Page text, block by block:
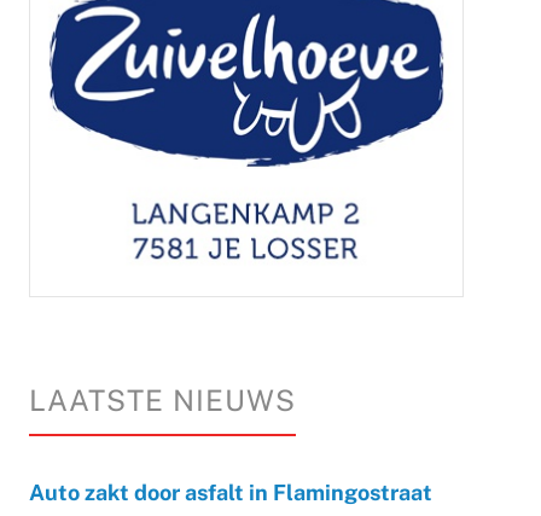
LAATSTE NIEUWS
Auto zakt door asfalt in Flamingostraat